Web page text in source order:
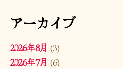
アーカイブ
2026年8月 (3)
2026年7月 (6)